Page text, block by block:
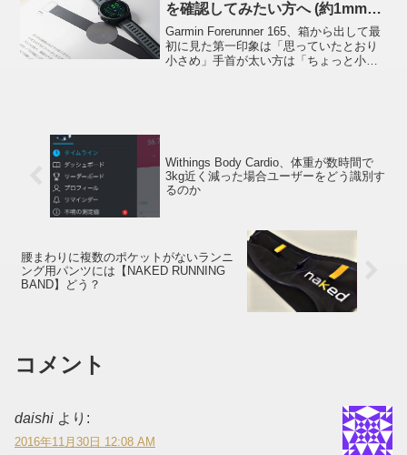
を確認してみたい方へ (約1mm誤
差)
Garmin Forerunner 165、箱から出して最
初に見た第一印象は「思っていたとおり
小さめ」手首が太い方は「ちょっと小さ
Withings Body Cardio、体重が数時間で
3kg近く減った場合ユーザーをどう識別す
るのか
腰まわりに複数のポケットがないランニ
ング用パンツには【NAKED RUNNING
BAND】どう？
コメント
daishi より:
2016年11月30日 12:08 AM